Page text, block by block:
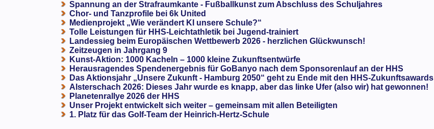
Spannung an der Strafraumkante - Fußballkunst zum Abschluss des Schuljahres
Chor- und Tanzprofile bei 6k United
Medienprojekt „Wie verändert KI unsere Schule?“
Tolle Leistungen für HHS-Leichtathletik bei Jugend-trainiert
Landessieg beim Europäischen Wettbewerb 2026 - herzlichen Glückwunsch!
Zeitzeugen in Jahrgang 9
Kunst-Aktion: 1000 Kacheln – 1000 kleine Zukunftsentwürfe
Herausragendes Spendenergebnis für GoBanyo nach dem Sponsorenlauf an der HHS
Das Aktionsjahr „Unsere Zukunft - Hamburg 2050“ geht zu Ende mit den HHS-Zukunftsawards
Alsterschach 2026: Dieses Jahr wurde es knapp, aber das linke Ufer (also wir) hat gewonnen!
Planetenrallye 2026 der HHS
Unser Projekt entwickelt sich weiter – gemeinsam mit allen Beteiligten
1. Platz für das Golf-Team der Heinrich-Hertz-Schule